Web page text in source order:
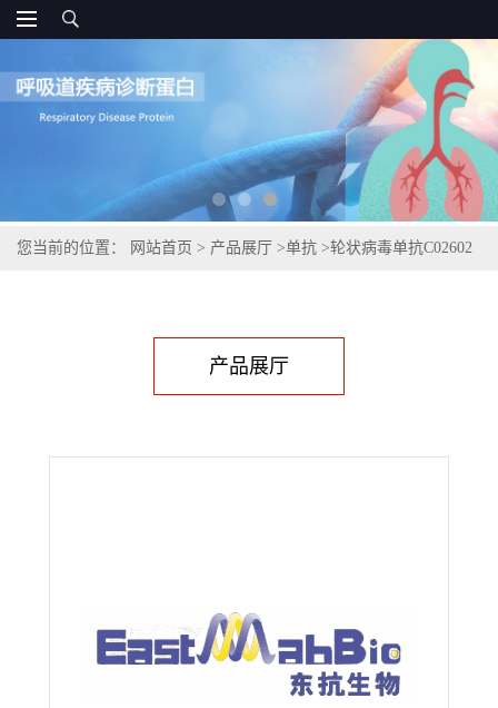
您当前的位置： 网站首页 > 产品展厅 >单抗 >轮状病毒单抗C02602
产品展厅